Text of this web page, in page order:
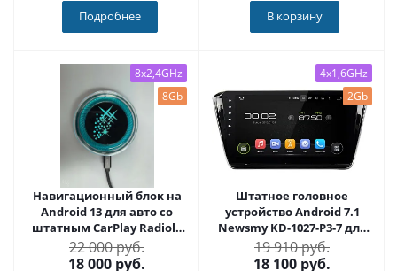
Подробнее В корзину
8x2,4GHz
8Gb
Навигационный блок на
Android 13 для авто со
штатным CarPlay Radiola
RDL-Carplay
22 000 руб.
18 000 руб.
4x1,6GHz
2Gb
Штатное головное
устройство Android 7.1
Newsmy KD-1027-P3-7 для
SKODA SUPERB 2016+
19 910 руб.
18 100 руб.